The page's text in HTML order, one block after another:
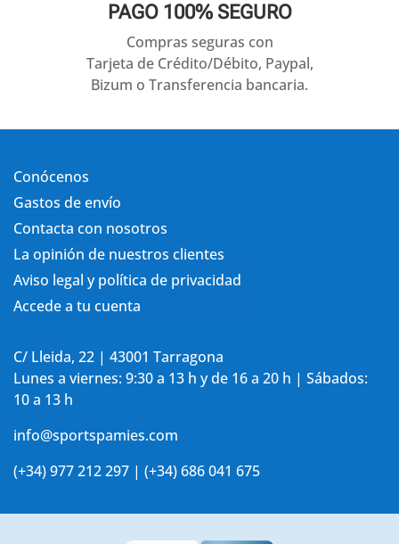
PAGO 100% SEGURO
Compras seguras con
Tarjeta de Crédito/Débito, Paypal,
Bizum o Transferencia bancaria.
Conócenos
Gastos de envío
Contacta con nosotros
La opinión de nuestros clientes
Aviso legal y política de privacidad
Accede a tu cuenta
C/ Lleida, 22 | 43001 Tarragona
Lunes a viernes: 9:30 a 13 h y de 16 a 20 h | Sábados:
10 a 13 h
info@sportspamies.com
(+34) 977 212 297 | (+34) 686 041 675